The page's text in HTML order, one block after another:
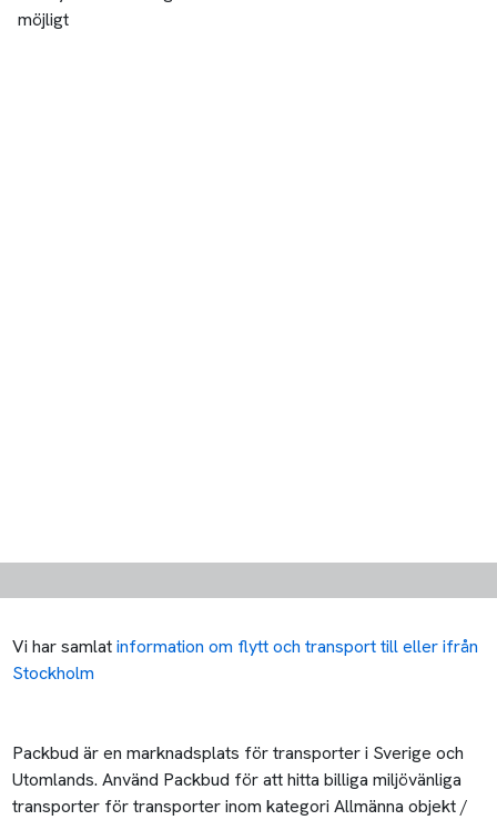
möjligt
Vi har samlatinformation om flytt och transport till eller ifrån
Stockholm
Packbud är en marknadsplats för transporter i Sverige och
Utomlands. Använd Packbud för att hitta billiga miljövänliga
transporter för transporter inom kategori Allmänna objekt /